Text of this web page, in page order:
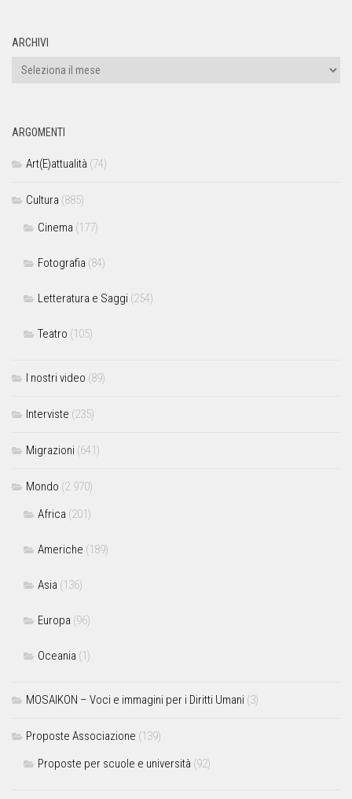
ARCHIVI
ARGOMENTI
Art(E)attualità (74)
Cultura (885)
Cinema (177)
Fotografia (84)
Letteratura e Saggi (254)
Teatro (105)
I nostri video (89)
Interviste (235)
Migrazioni (641)
Mondo (2.970)
Africa (201)
Americhe (189)
Asia (136)
Europa (96)
Oceania (1)
MOSAIKON – Voci e immagini per i Diritti Umani (3)
Proposte Associazione (139)
Proposte per scuole e università (92)